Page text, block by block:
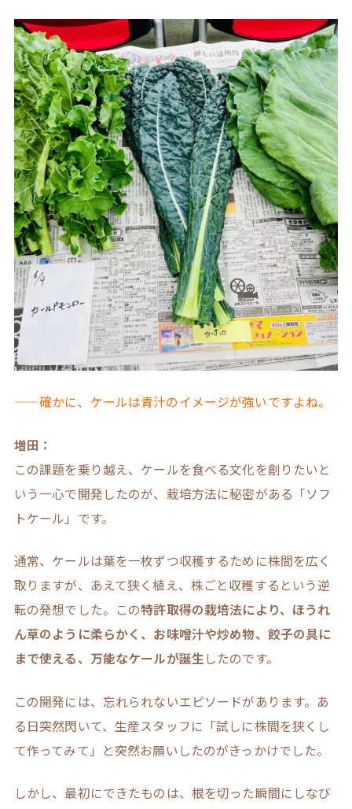
——確かに、ケールは青汁のイメージが強いですよね。
増田：
この課題を乗り越え、ケールを食べる文化を創りたいと
いう一心で開発したのが、栽培方法に秘密がある「ソフ
トケール」です。
通常、ケールは葉を一枚ずつ収穫するために株間を広く
取りますが、あえて狭く植え、株ごと収穫するという逆
転の発想でした。この特許取得の栽培法により、ほうれ
ん草のように柔らかく、お味噌汁や炒め物、餃子の具に
まで使える、万能なケールが誕生したのです。
この開発には、忘れられないエピソードがあります。あ
る日突然閃いて、生産スタッフに「試しに株間を狭くし
て作ってみて」と突然お願いしたのがきっかけでした。
しかし、最初にできたものは、根を切った瞬間にしなび